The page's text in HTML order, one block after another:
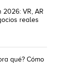
2026: VR, AR
reales
qué? Cómo